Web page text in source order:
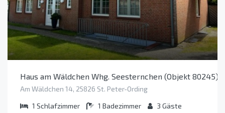
Haus am Wäldchen Whg. Seesternchen (Objekt 80245)
Am Wäldchen 14, 25826 St. Peter-Ording
1 Schlafzimmer 1 Badezimmer 3 Gäste